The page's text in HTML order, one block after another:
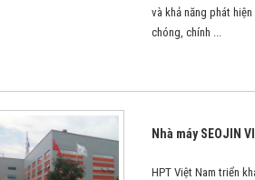
và khả năng phát
chóng, chính ...
Nhà máy SEOJIN
HPT Việt Nam triển